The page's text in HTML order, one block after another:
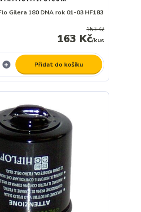
Gilera 180 DNA rok 01-03 HF183
153 Kč
163 Kč/kus
Přidat do košíku